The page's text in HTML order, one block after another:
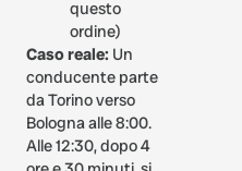
questo
ordine)
Caso reale: Un
conducente parte
da Torino verso
Bologna alle 8:00.
Alle 12:30, dopo 4